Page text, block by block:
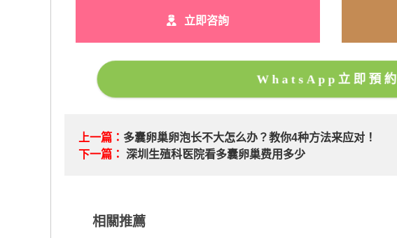
立即咨詢
WhatsApp立即預約
上一篇： 多囊卵巢卵泡长不大怎么办？教你4种方法来应对！
下一篇： 深圳生殖科医院看多囊卵巢费用多少
相關推薦